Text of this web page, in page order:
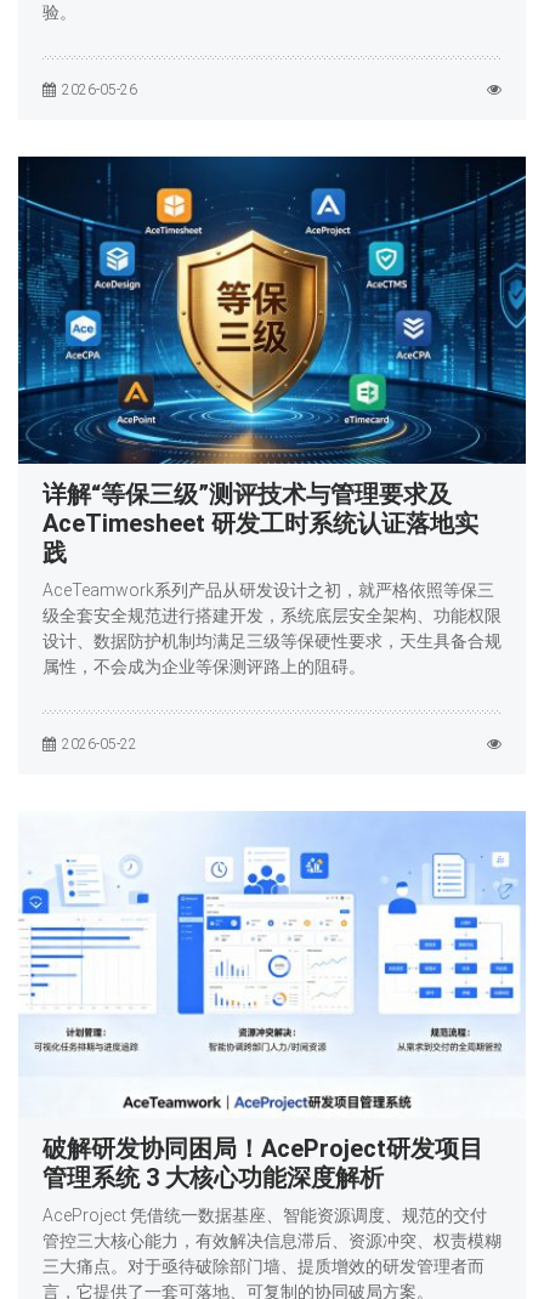
验。
2026-05-26
详解“等保三级”测评技术与管理要求及
AceTimesheet 研发工时系统认证落地实
践
AceTeamwork系列产品从研发设计之初，就严格依照等保三
级全套安全规范进行搭建开发，系统底层安全架构、功能权限
设计、数据防护机制均满足三级等保硬性要求，天生具备合规
属性，不会成为企业等保测评路上的阻碍。
2026-05-22
破解研发协同困局！AceProject研发项目
管理系统 3 大核心功能深度解析
AceProject 凭借统一数据基座、智能资源调度、规范的交付
管控三大核心能力，有效解决信息滞后、资源冲突、权责模糊
三大痛点。对于亟待破除部门墙、提质增效的研发管理者而
言，它提供了一套可落地、可复制的协同破局方案。